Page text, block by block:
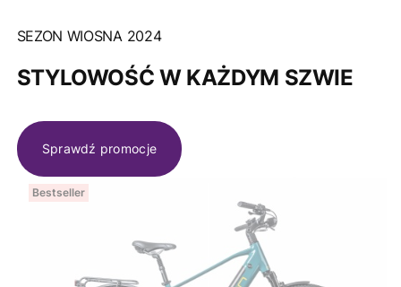
SEZON WIOSNA 2024
STYLOWOŚĆ W KAŻDYM SZWIE
Sprawdź promocje
Bestseller